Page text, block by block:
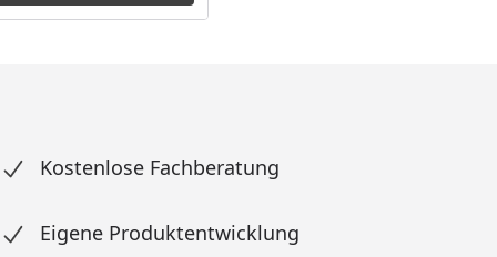
Kostenlose Fachberatung
Eigene Produktentwicklung